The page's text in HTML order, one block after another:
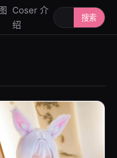
Coser 介
绍
搜索人物或写
搜索